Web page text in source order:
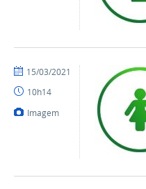
por
publicado
15/03/2021
10h14
Imagem